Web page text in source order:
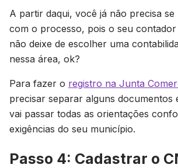
A partir daqui, você já não precisa
com o processo, pois o seu contador
não deixe de escolher uma
nessa área, ok?
Para fazer o registro na Junta
precisar separar alguns documentos
vai passar todas as orientações
exigências do seu município.
Passo 4: Cadastrar o